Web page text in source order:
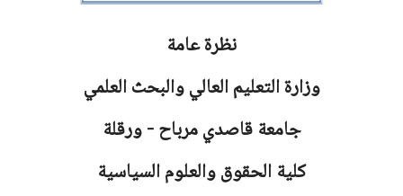
نظرة عامة
وزارة التعليم العالي والبحث العلمي
جامعةقاصدي مرباح - ورقلة
كلية الحقوق والعلوم السياسية